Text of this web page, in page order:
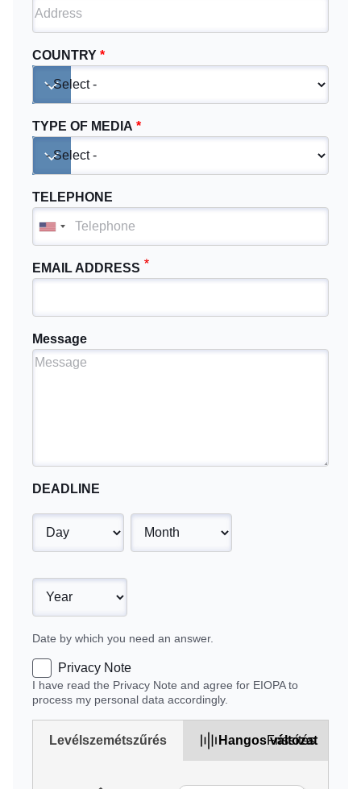
COUNTRY
TYPE OF MEDIA
TELEPHONE
EMAIL ADDRESS
Message
DEADLINE
Toggle dropdown
Date by which you need an answer.
Privacy Note
I have read the Privacy Note and agree for EIOPA to
process my personal data accordingly.
Levélszemétszűrés Hangos változat
Frissítés